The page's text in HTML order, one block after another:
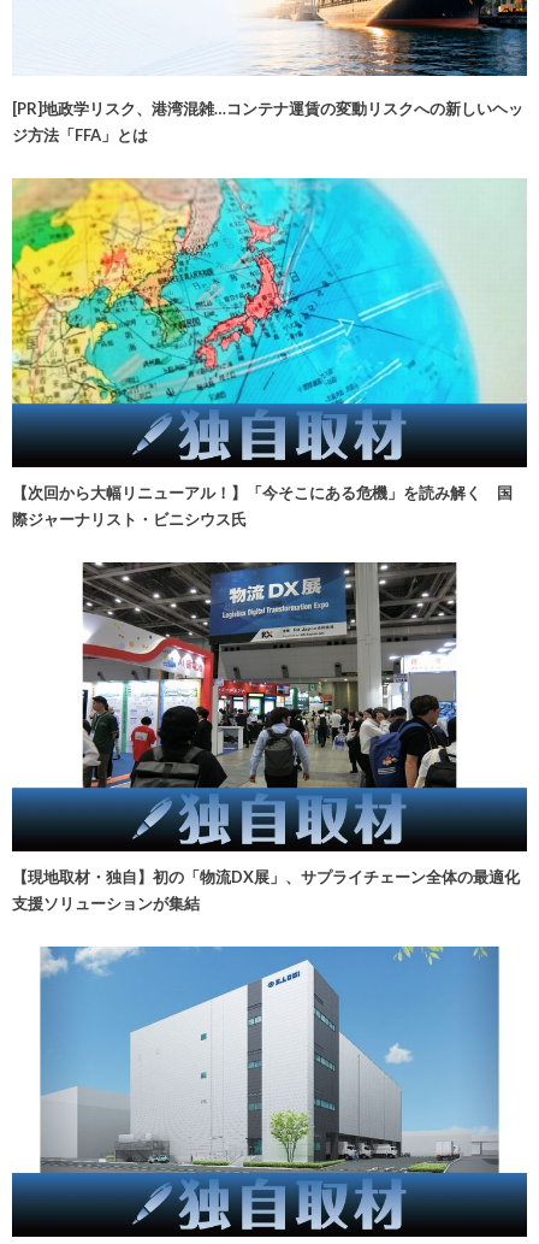
[PR]地政学リスク、港湾混雑…コンテナ運賃の変動リスクへの新しいヘッ
ジ方法「FFA」とは
【次回から大幅リニューアル！】「今そこにある危機」を読み解く 国
際ジャーナリスト・ビニシウス氏
【現地取材・独自】初の「物流DX展」、サプライチェーン全体の最適化
支援ソリューションが集結